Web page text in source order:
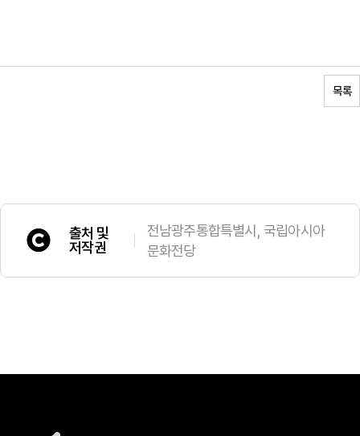
목록
출처 및
저작권
전남광주통합특별시, 국립아시아
문화전당